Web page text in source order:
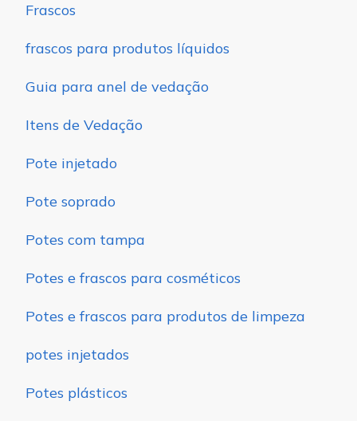
Frascos
frascos para produtos líquidos
Guia para anel de vedação
Itens de Vedação
Pote injetado
Pote soprado
Potes com tampa
Potes e frascos para cosméticos
Potes e frascos para produtos de limpeza
potes injetados
Potes plásticos